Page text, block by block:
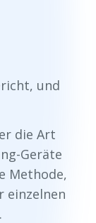
und
die Art
Geräte
Methode,
einzelnen